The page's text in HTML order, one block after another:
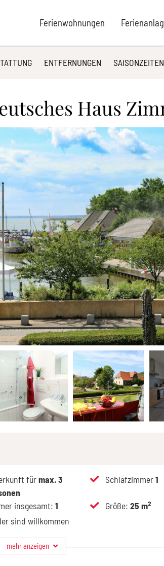
Ferienwohnungen
ENTFERNUNGEN SAISONZEITEN
Haus
fürmax.3
Schlafzimmer1
insgesamt:1 Größe: 25 m2
sind willkommen
mehr anzeigen